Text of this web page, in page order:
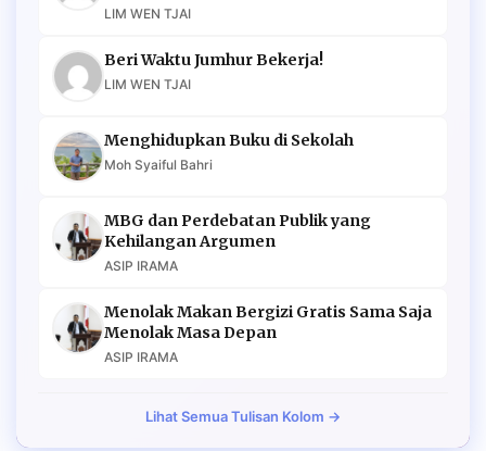
LIM WEN TJAI
Beri Waktu Jumhur Bekerja!
LIM WEN TJAI
Menghidupkan Buku di Sekolah
Moh Syaiful Bahri
MBG dan Perdebatan Publik yang
Kehilangan Argumen
ASIP IRAMA
Menolak Makan Bergizi Gratis Sama Saja
Menolak Masa Depan
ASIP IRAMA
Lihat Semua Tulisan Kolom →